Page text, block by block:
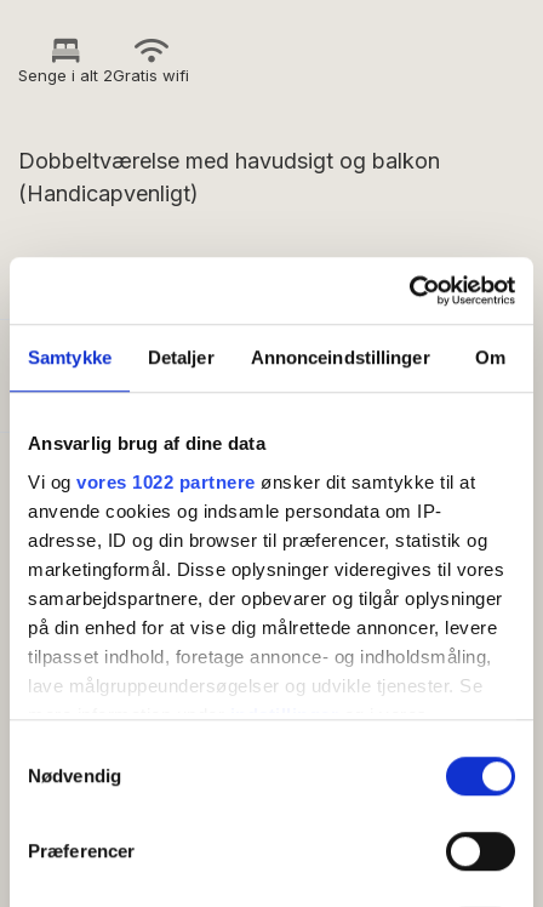
Samtykke Detaljer Annonceindstillinger Om
Ansvarlig brug af dine data
Vi og vores 1022 partnere ønsker dit samtykke til at
anvende cookies og indsamle persondata om IP-
adresse, ID og din browser til præferencer, statistik og
marketingformål. Disse oplysninger videregives til vores
samarbejdspartnere, der opbevarer og tilgår oplysninger
på din enhed for at vise dig målrettede annoncer, levere
tilpasset indhold, foretage annonce- og indholdsmåling,
lave målgruppeundersøgelser og udvikle tjenester. Se
mere information underindstillingerog i vores
tilbage eller ændre indstillinger fra vores
"Cookiedeklaration", eller ved at trykke på "Privacy
Nødvendig
Præferencer
Senge i alt 2Gratis wifi
Dobbeltværelse med havudsigt og balkon
(Handicapvenligt)
Generelt
Senge i alt: 2
Faciliteter
Gratis wifi
Køleskab
OM
Værelserne til vandsiden har en flot havudsigt ud over den
forbigående kystvej. Alle værelser har egen balkon med
badeværelse med dusch/wc, elkedel, køleskab samt tv på
værelset. Af praktik- og miljøhensyn har vi ikke aircondition på